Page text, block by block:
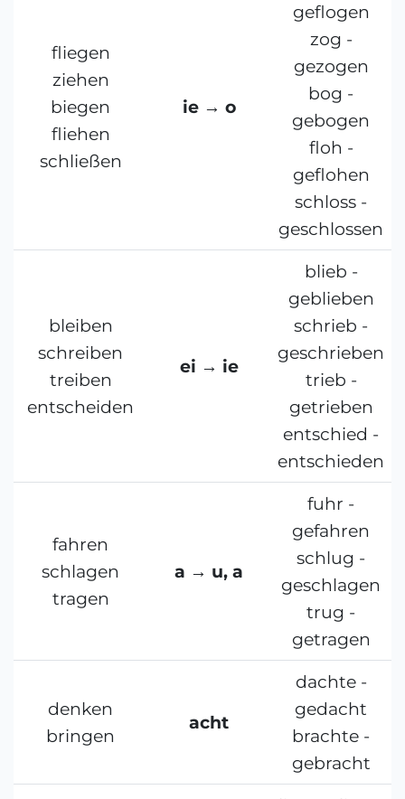
fliegen
ziehen
biegen
fliehen
schließen
ie → o
geflogen
zog -
gezogen
bog -
gebogen
floh -
geflohen
schloss -
geschlossen
bleiben
schreiben
treiben
entscheiden
ei → ie
blieb -
geblieben
schrieb -
geschrieben
trieb -
getrieben
entschied -
entschieden
fahren
schlagen
tragen
a → u, a
fuhr -
gefahren
schlug -
geschlagen
trug -
getragen
denken
bringen
acht
dachte -
gedacht
brachte -
gebracht